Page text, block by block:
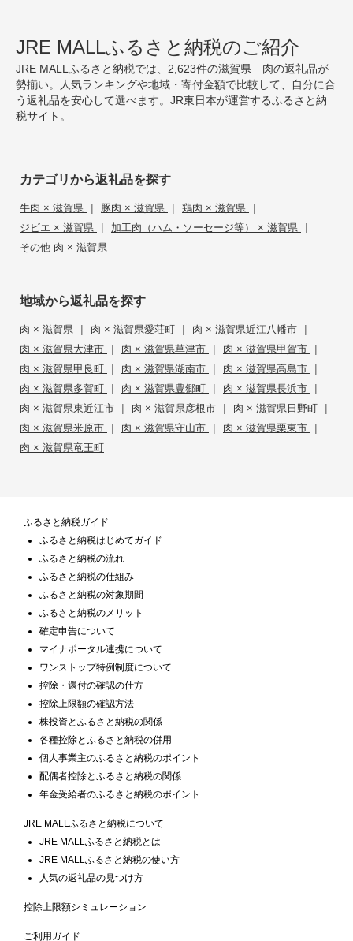
JRE MALLふるさと納税のご紹介
JRE MALLふるさと納税では、2,623件の滋賀県 肉の返礼品が
勢揃い。人気ランキングや地域・寄付金額で比較して、自分に合
う返礼品を安心して選べます。JR東日本が運営するふるさと納
税サイト。
カテゴリから返礼品を探す
牛肉 × 滋賀県 | 豚肉 × 滋賀県 | 鶏肉 × 滋賀県 |
ジビエ × 滋賀県 | 加工肉（ハム・ソーセージ等） × 滋賀県 |
その他 肉 × 滋賀県
地域から返礼品を探す
肉 × 滋賀県 | 肉 × 滋賀県愛荘町 | 肉 × 滋賀県近江八幡市 |
肉 × 滋賀県大津市 | 肉 × 滋賀県草津市 | 肉 × 滋賀県甲賀市 |
肉 × 滋賀県甲良町 | 肉 × 滋賀県湖南市 | 肉 × 滋賀県高島市 |
肉 × 滋賀県多賀町 | 肉 × 滋賀県豊郷町 | 肉 × 滋賀県長浜市 |
肉 × 滋賀県東近江市 | 肉 × 滋賀県彦根市 | 肉 × 滋賀県日野町 |
肉 × 滋賀県米原市 | 肉 × 滋賀県守山市 | 肉 × 滋賀県栗東市 |
肉 × 滋賀県竜王町
ふるさと納税ガイド
ふるさと納税はじめてガイド
ふるさと納税の流れ
ふるさと納税の仕組み
ふるさと納税の対象期間
ふるさと納税のメリット
確定申告について
マイナポータル連携について
ワンストップ特例制度について
控除・還付の確認の仕方
控除上限額の確認方法
株投資とふるさと納税の関係
各種控除とふるさと納税の併用
個人事業主のふるさと納税のポイント
配偶者控除とふるさと納税の関係
年金受給者のふるさと納税のポイント
JRE MALLふるさと納税について
JRE MALLふるさと納税とは
JRE MALLふるさと納税の使い方
人気の返礼品の見つけ方
控除上限額シミュレーション
ご利用ガイド